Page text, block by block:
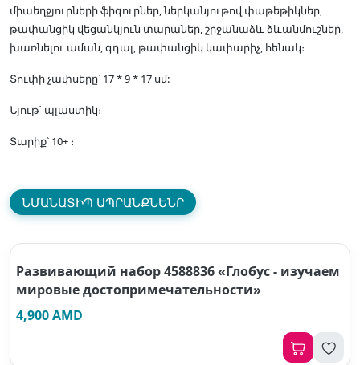
միաեղջյուրների ֆիգուրներ, ներկանյութով փաթեթիկներ,
թափանցիկ վեցանկյուն տարաներ, շրջանաձև ձևանմուշներ,
խառնելու աման, գդալ, թափանցիկ կափարիչ, հենակ։
Տուփի չափսերը՝ 17 * 9 * 17 սմ:
Նյութ՝ պլաստիկ։
Տարիք՝ 10+ ։
ՆՄԱՆԱՏԻՊ ԱՊՐԱՆՔՆԵՆՐ
Развивающий набор 4588836 «Глобус - изучаем
мировые достопримечательности»
4,900 AMD